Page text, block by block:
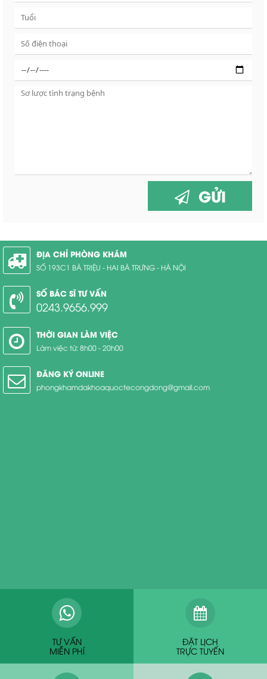
GỬI
ĐỊA CHỈ PHÒNG KHÁM
SỐ 193C1 BÀ TRIỆU - HAI BÀ TRƯNG - HÀ NỘI
SỐ BÁC SĨ TƯ VẤN
0243.9656.999
THỜI GIAN LÀM VIỆC
Làm việc từ: 8h00 - 20h00
ĐĂNG KÝ ONLINE
phongkhamdakhoaquoctecongdong@gmail.com
TƯ VẤN
MIỄN PHÍ
ĐẶT LỊCH
TRỰC TUYẾN